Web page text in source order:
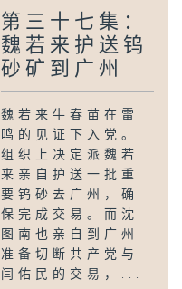
第三十七集：
魏若来护送钨
砂矿到广州
魏若来牛春苗在雷
鸣的见证下入党。
组织上决定派魏若
来亲自护送一批重
要钨砂去广州，确
保完成交易。而沈
图南也亲自到广州
准备切断共产党与
闫佑民的交易，...